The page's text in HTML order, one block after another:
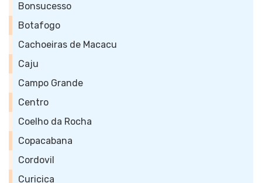
Bonsucesso
Botafogo
Cachoeiras de Macacu
Caju
Campo Grande
Centro
Coelho da Rocha
Copacabana
Cordovil
Curicica